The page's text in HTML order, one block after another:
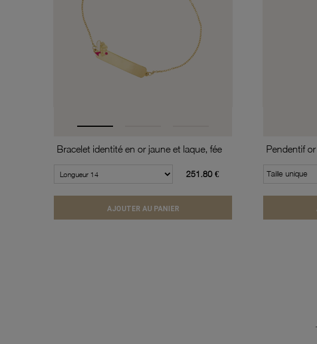
Bracelet identité en or jaune et laque, fée
251.80 €
AJOUTER AU PANIER
Pendentif
Taille unique